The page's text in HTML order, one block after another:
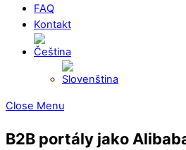
FAQ
Kontakt
Close Menu
B2B portály jako